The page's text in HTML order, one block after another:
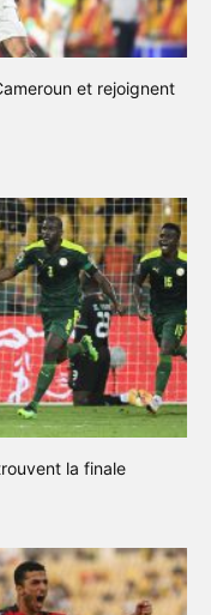
et rejoignent
la finale